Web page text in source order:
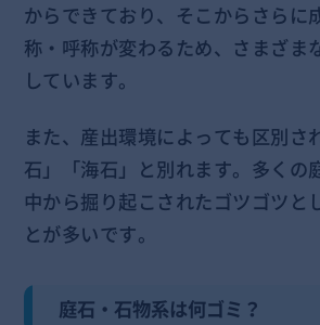
からできており、そこからさらに
称・呼称が変わるため、さまざま
しています。
また、産出環境によっても区別さ
石」「海石」と別れます。多くの
中から掘り起こされたゴツゴツと
とが多いです。
庭石・石物系は何ゴミ？